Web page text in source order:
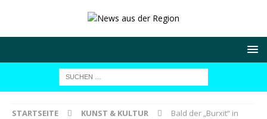
STARTSEITE KUNST & KULTUR
Bald der „Burxit“ in